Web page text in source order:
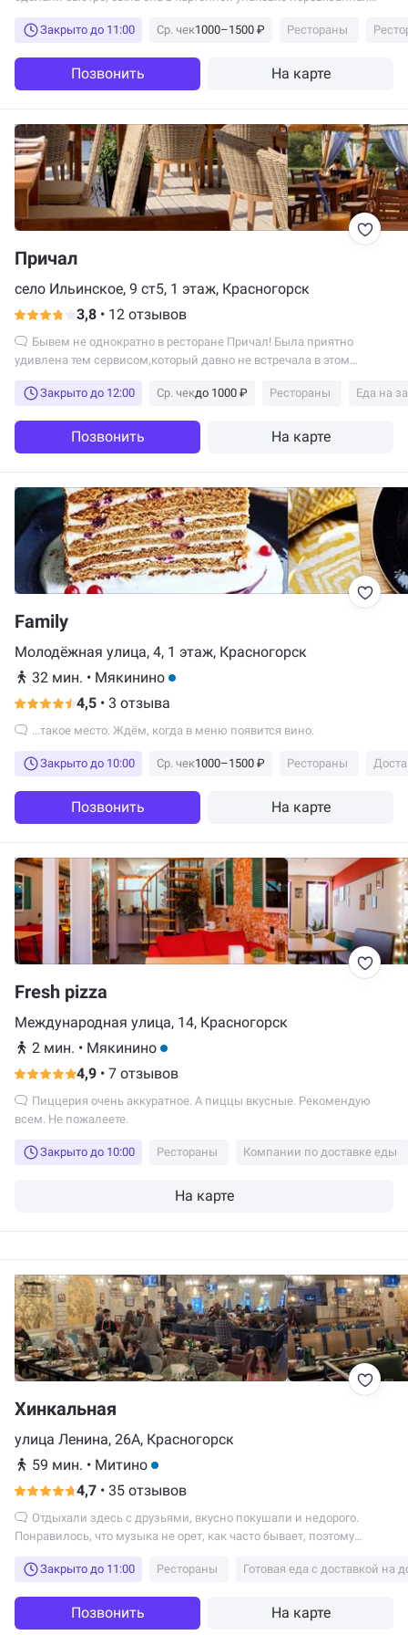
Закрыто до 11:00
Ср. чек1000–1500 ₽ Рестораны
Позвонить На карте
Причал
село Ильинское, 9 ст5, 1 этаж, Красногорск
3,8 • 12 отзывов
удивлена тем сервисом,который давно не встречала в этом
Закрыто до 12:00
Ср. чекдо 1000 ₽ Рестораны Еда на
Позвонить На карте
Family
Молодёжная улица, 4, 1 этаж, Красногорск
32 мин. • Мякинино
4,5 • 3 отзыва
...такое место. Ждём, когда в меню появится вино.
Закрыто до 10:00 Ср. чек1000–1500 ₽ Рестораны
Позвонить На карте
Fresh pizza
Международная улица, 14, Красногорск
2 мин. • Мякинино
4,9 • 7 отзывов
всем. Не пожалеете.
Закрыто до 10:00 Рестораны Компании по доставке еды
На карте
Хинкальная
улица Ленина, 26А, Красногорск
59 мин. • Митино
4,7 • 35 отзывов
Понравилось, что музыка не орет, как часто бывает, поэтому
Закрыто до 11:00
Рестораны Готовая еда с доставкой на
Позвонить На карте